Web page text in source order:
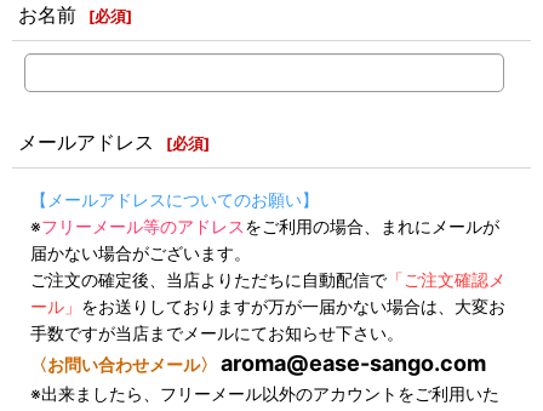
お名前 [必須]
メールアドレス [必須]
【メールアドレスについてのお願い】
※フリーメール等のアドレスをご利用の場合、まれにメールが
届かない場合がございます。
ご注文の確定後、当店よりただちに自動配信で 「ご注文確認メ
ール」 をお送りしておりますが万が一届かない場合は、大変お
手数ですが当店までメールにてお知らせ下さい。
〈お問い合わせメール〉 aroma@ease-sango.com
※出来ましたら、フリーメール以外のアカウントをご利用いた